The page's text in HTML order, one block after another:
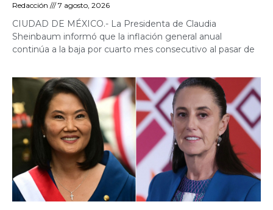
Redacción 7 agosto, 2026
CIUDAD DE MÉXICO.- La Presidenta de Claudia
Sheinbaum informó que la inflación general anual
continúa a la baja por cuarto mes consecutivo al pasar de